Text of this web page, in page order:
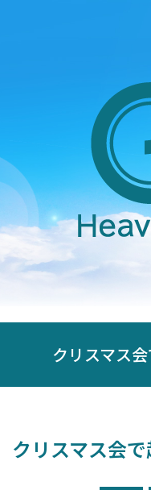
クリスマス
クリスマス会